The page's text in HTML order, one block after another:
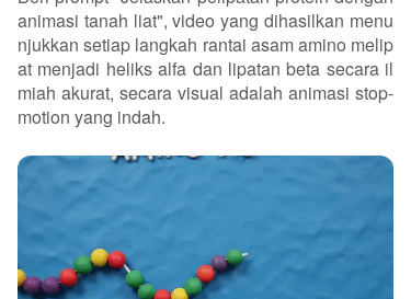
animasi tanah liat", video yang dihasilkan menu
njukkan setiap langkah rantai asam amino melip
at menjadi heliks alfa dan lipatan beta secara il
miah akurat, secara visual adalah animasi stop-
motion yang indah.